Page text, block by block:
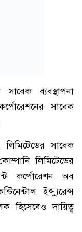
ব্যবস্থাপনা
সাবেক
সাবেক
লিমিটেডের
কর্পোরেশন অব
ইন্স্যুরেন্স
হিসেবেও দায়িত্ব